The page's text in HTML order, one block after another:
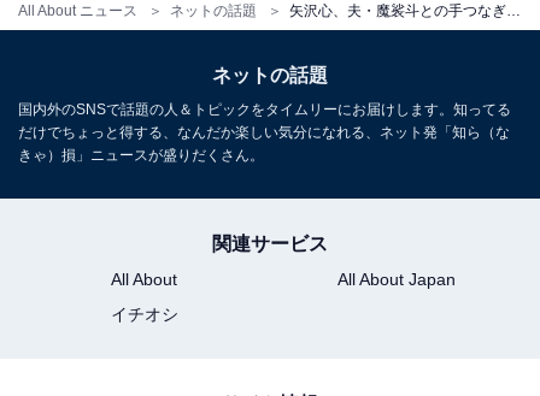
All About ニュース ネットの話題
ネットの話題
国内外のSNSで話題の人＆トピックをタイムリーにお届けします。知ってる
だけでちょっと得する、なんだか楽しい気分になれる、ネット発「知ら（な
きゃ）損」ニュースが盛りだくさん。
関連サービス
All About
All About Japan
イチオシ